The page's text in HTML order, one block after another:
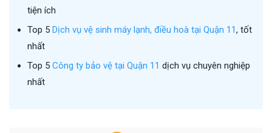
tiện ích
Top 5 Dịch vụ vệ sinh máy lạnh, điều hoà tại Quận 11, tốt
nhất
Top 5 Công ty bảo vệ tại Quận 11 dịch vụ chuyên nghiệp
nhất